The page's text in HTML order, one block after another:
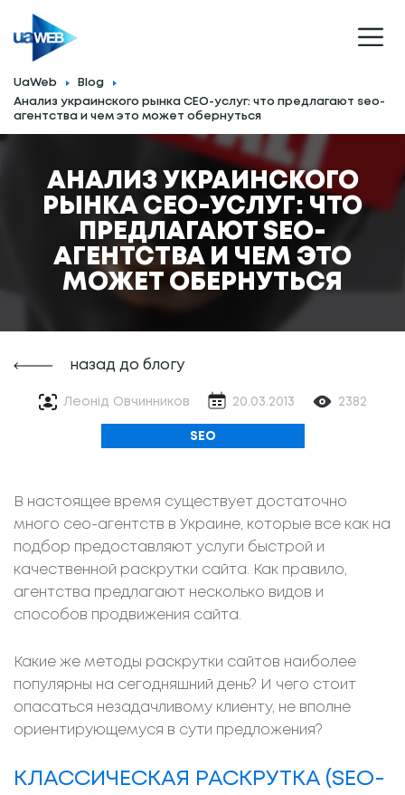
UaWeb
Blog
Анализ украинского рынка СЕО-услуг: что предлагают seo-
агентства и чем это может обернуться
АНАЛИЗ УКРАИНСКОГО
РЫНКА СЕО-УСЛУГ: ЧТО
ПРЕДЛАГАЮТ SEO-
АГЕНТСТВА И ЧЕМ ЭТО
МОЖЕТ ОБЕРНУТЬСЯ
назад до блогу
Леонід Овчинников 20.03.2013 2382
SEO
В настоящее время существует достаточно
много сео-агентств в Украине, которые все как на
подбор предоставляют услуги быстрой и
качественной раскрутки сайта. Как правило,
агентства предлагают несколько видов и
способов продвижения сайта.
Какие же методы раскрутки сайтов наиболее
популярны на сегодняшний день? И чего стоит
опасаться незадачливому клиенту, не вполне
ориентирующемуся в сути предложения?
КЛАССИЧЕСКАЯ РАСКРУТКА (SEO-